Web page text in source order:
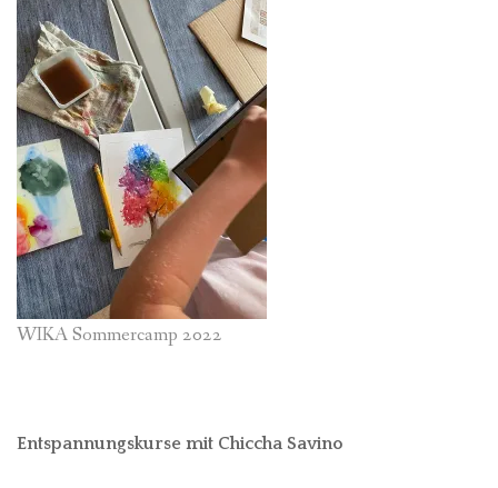
WIKA Sommercamp 2022
Entspannungskurse mit Chiccha Savino